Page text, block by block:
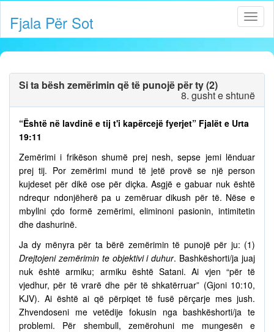
Fjala Për Sot
Si ta bësh zemërimin që të punojë për ty (2)
8. gusht e shtunë
“Është në lavdinë e tij t'i kapërcejë fyerjet” Fjalët e Urta
19:11
Zemërimi i frikëson shumë prej nesh, sepse jemi lënduar
prej tij. Por zemërimi mund të jetë provë se një person
kujdeset për dikë ose për diçka. Asgjë e gabuar nuk është
ndrequr ndonjëherë pa u zemëruar dikush për të. Nëse e
mbyllni çdo formë zemërimi, eliminoni pasionin, intimitetin
dhe dashurinë.
Ja dy mënyra për ta bërë zemërimin të punojë për ju: (1)
Drejtojeni zemërimin te objektivi i duhur. Bashkëshorti/ja juaj
nuk është armiku; armiku është Satani. Ai vjen “për të
vjedhur, për të vrarë dhe për të shkatërruar” (Gjoni 10:10,
KJV). Ai është ai që përpiqet të fusë përçarje mes jush.
Zhvendoseni me vetëdije fokusin nga bashkëshorti/ja te
problemi. Për shembull, zemërohuni me mungesën e